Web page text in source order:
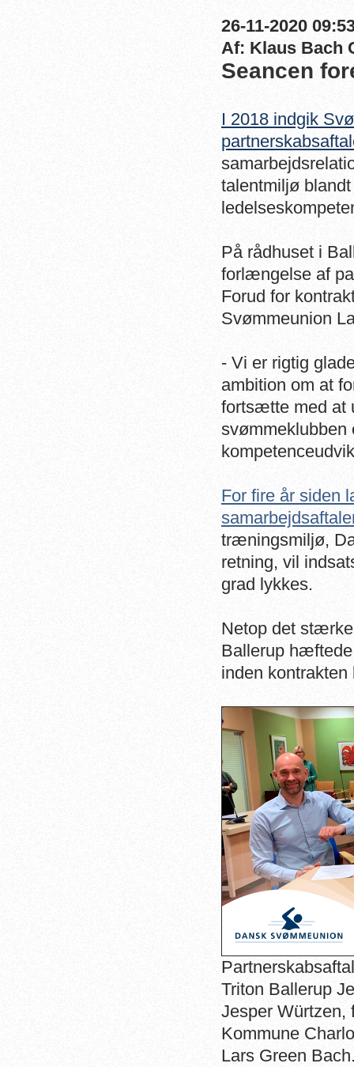
26-11-2020
Af: Klaus Bach
Seancen
I 2018 indgik
talentmiljø
På rådhuset i
forlængelse af
Forud for
Svømmeunion
- Vi er rigtig
ambition om at
fortsætte med at
svømmeklubben
For fire år siden
træningsmiljø,
retning, vil
grad lykkes.
Netop det
Ballerup
inden
Triton Ballerup
Jesper Würtzen,
Kommune
Lars Green